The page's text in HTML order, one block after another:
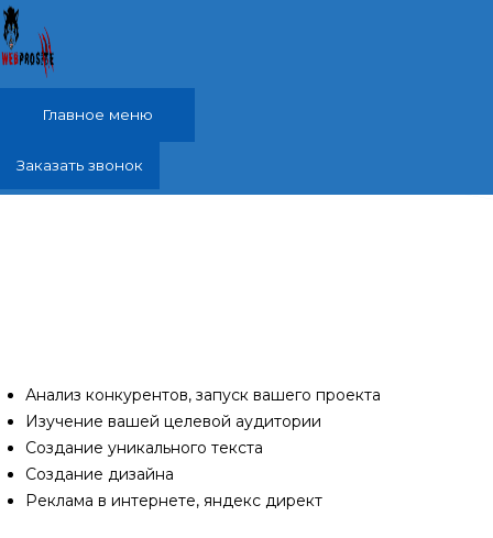
Перейти к содержимому
Главное меню
Заказать звонок
Анализ конкурентов, запуск вашего проекта
Изучение вашей целевой аудитории
Создание уникального текста
Создание дизайна
Реклама в интернете, яндекс директ